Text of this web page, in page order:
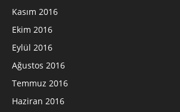
Kasım 2016
Ekim 2016
Eylül 2016
Ağustos 2016
Temmuz 2016
Haziran 2016